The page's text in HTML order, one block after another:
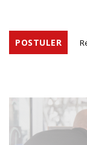
POSTULER